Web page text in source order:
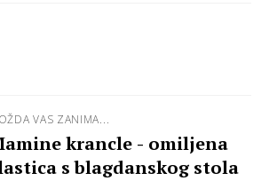
VAS ZANIMA...
krancle - omiljena
s blagdanskog stola